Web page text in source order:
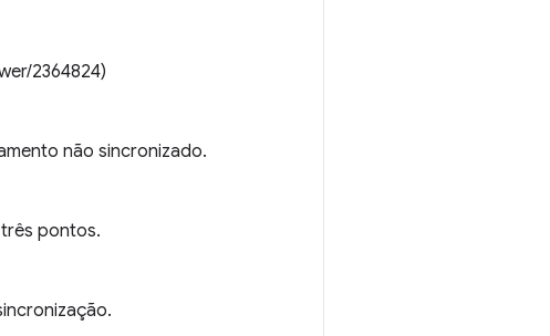
2364824)
não sincronizado.
pontos.